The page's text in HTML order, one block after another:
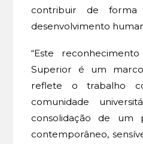
contribuir de
desenvolvimento
“Este
Superior é um
reflete o trabalho
comunidade
consolidação de um
contemporâneo,